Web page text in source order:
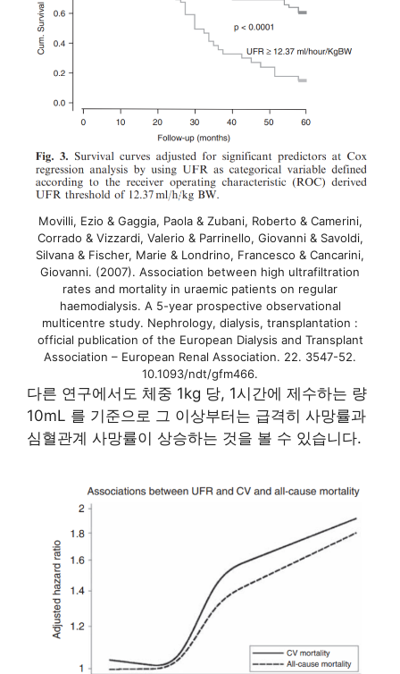
Movilli, Ezio & Gaggia, Paola & Zubani, Roberto & Camerini,
Corrado & Vizzardi, Valerio & Parrinello, Giovanni & Savoldi,
Silvana & Fischer, Marie & Londrino, Francesco & Cancarini,
Giovanni. (2007). Association between high ultrafiltration
rates and mortality in uraemic patients on regular
haemodialysis. A 5-year prospective observational
multicentre study. Nephrology, dialysis, transplantation :
official publication of the European Dialysis and Transplant
Association – European Renal Association. 22. 3547-52.
10.1093/ndt/gfm466.
다른 연구에서도 체중 1kg 당, 1시간에 제수하는 량
10mL 를 기준으로 그 이상부터는 급격히 사망률과
심혈관계 사망률이 상승하는 것을 볼 수 있습니다.